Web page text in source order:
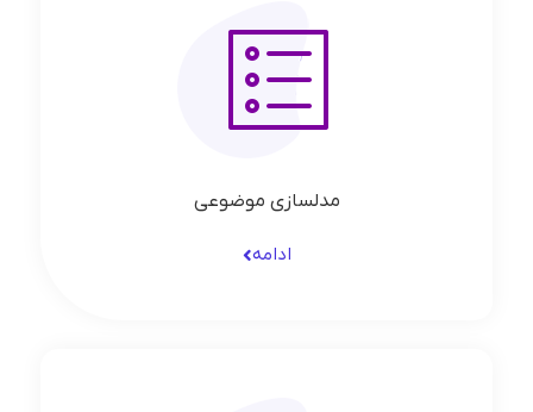
مدلسازی موضوعی
ادامه